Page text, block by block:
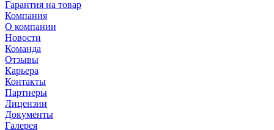
Гарантия на товар
Компания
О компании
Новости
Команда
Отзывы
Карьера
Контакты
Партнеры
Лицензии
Документы
Галерея